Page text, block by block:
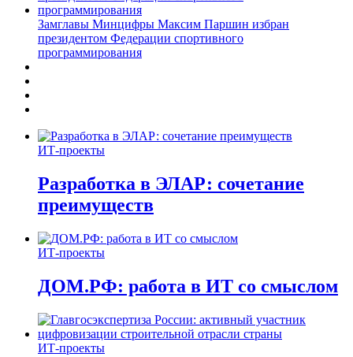
Замглавы Минцифры Максим Паршин избран
президентом Федерации спортивного
программирования
ИТ-проекты
Разработка в ЭЛАР: сочетание
преимуществ
ИТ-проекты
ДОМ.РФ: работа в ИТ со смыслом
ИТ-проекты